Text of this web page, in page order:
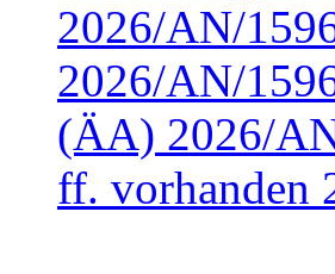
2026/AN/
2026/AN/
(ÄA) 2026/
ff. vorhanden